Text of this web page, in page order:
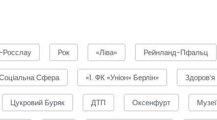
Рок «Ліва» Рейнланд-Пфальц
Сфера «1. ФК «Уніон» Берлін» Здоров’я
Цукровий Буряк ДТП Оксенфурт Музеї